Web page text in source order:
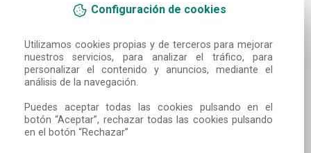
Configuración de cookies
Utilizamos cookies propias y de terceros para mejorar
nuestros servicios, para analizar el tráfico, para
personalizar el contenido y anuncios, mediante el
análisis de la navegación.
Puedes aceptar todas las cookies pulsando en el
botón “Aceptar”, rechazar todas las cookies pulsando
en el botón “Rechazar”